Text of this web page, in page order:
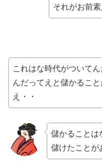
それがお前
これはな時代がついて
んだってえと儲かるこ
え・・
儲かることは
儲けたことが